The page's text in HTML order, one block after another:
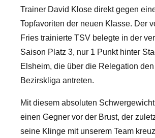
Trainer David Klose direkt gegen
Topfavoriten der neuen Klasse. Der
Fries trainierte TSV belegte in der
Saison Platz 3, nur 1 Punkt hinter
Elsheim, die über die Relegation
Bezirskliga antreten.
Mit diesem absoluten
einen Gegner vor der Brust, der
seine Klinge mit unserem Team